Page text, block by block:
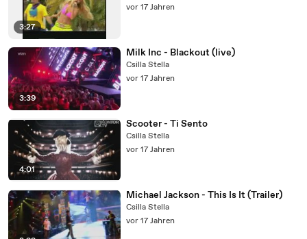
3:27
vor 17 Jahren
3:39
Milk Inc - Blackout (live)
Csilla Stella
vor 17 Jahren
4:01
Scooter - Ti Sento
Csilla Stella
vor 17 Jahren
Michael Jackson - This Is It (Trailer)
Csilla Stella
vor 17 Jahren